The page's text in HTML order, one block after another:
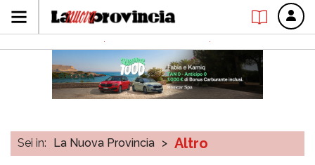
Sei in: La Nuova Provincia > Altro